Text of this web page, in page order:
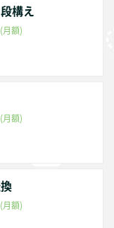
Tenkei. Advan
of experience in A
1 time. 1 awar
Particip
he was a junior
Kar
Ai
steps. Three st
Judo black belt.
構え
月額)
月額)
月額)